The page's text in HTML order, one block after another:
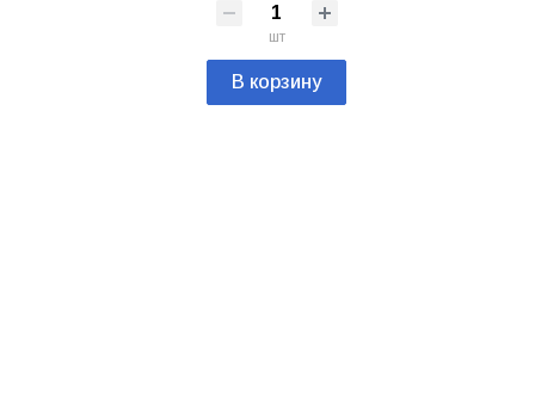
шт
В корзину